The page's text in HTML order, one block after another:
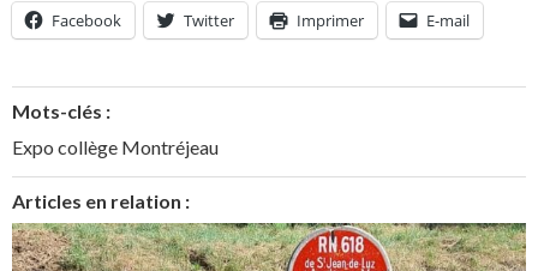
Facebook Twitter Imprimer E-mail
Mots-clés :
Expo collège Montréjeau
Articles en relation :